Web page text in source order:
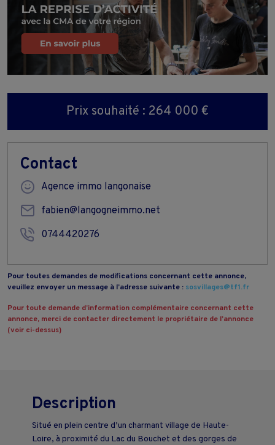
Prix souhaité : 264 000 €
Contact
Agence immo langonaise
fabien@langogneimmo.net
0744420276
Pour toutes demandes de modifications concernant cette annonce,
veuillez envoyer un message à l’adresse suivante : sosvillages@tf1.fr
Pour toute demande d’information complémentaire concernant cette
annonce, merci de contacter directement le propriétaire de l’annonce
(voir ci-dessus)
Description
Situé en plein centre d’un charmant village de Haute-
Loire, à proximité du Lac du Bouchet et des gorges de